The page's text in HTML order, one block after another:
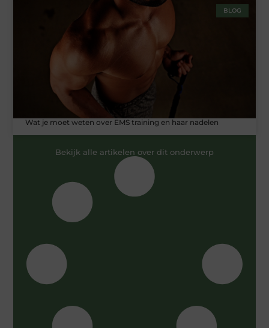
BLOG
Wat je moet weten over EMS training en haar nadelen
Bekijk alle artikelen over dit onderwerp